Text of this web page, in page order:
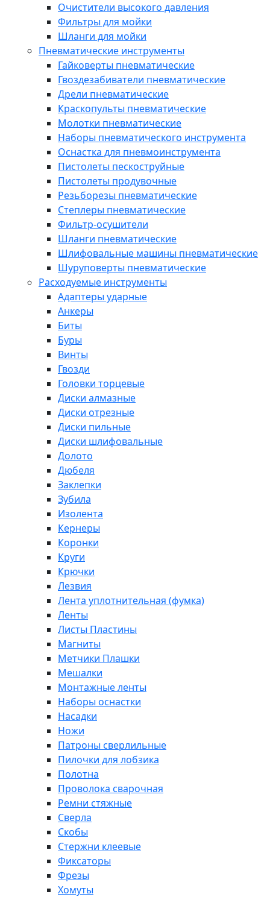
Очистители высокого давления
Фильтры для мойки
Шланги для мойки
Пневматические инструменты
Гайковерты пневматические
Гвоздезабиватели пневматические
Дрели пневматические
Краскопульты пневматические
Молотки пневматические
Наборы пневматического инструмента
Оснастка для пневмоинструмента
Пистолеты пескоструйные
Пистолеты продувочные
Резьборезы пневматические
Степлеры пневматические
Фильтр-осушители
Шланги пневматические
Шлифовальные машины пневматические
Шуруповерты пневматические
Расходуемые инструменты
Адаптеры ударные
Анкеры
Биты
Буры
Винты
Гвозди
Головки торцевые
Диски алмазные
Диски отрезные
Диски пильные
Диски шлифовальные
Долото
Дюбеля
Заклепки
Зубила
Изолента
Кернеры
Коронки
Круги
Крючки
Лезвия
Лента уплотнительная (фумка)
Ленты
Листы Пластины
Магниты
Метчики Плашки
Мешалки
Монтажные ленты
Наборы оснастки
Насадки
Ножи
Патроны сверлильные
Пилочки для лобзика
Полотна
Проволока сварочная
Ремни стяжные
Сверла
Скобы
Стержни клеевые
Фиксаторы
Фрезы
Хомуты